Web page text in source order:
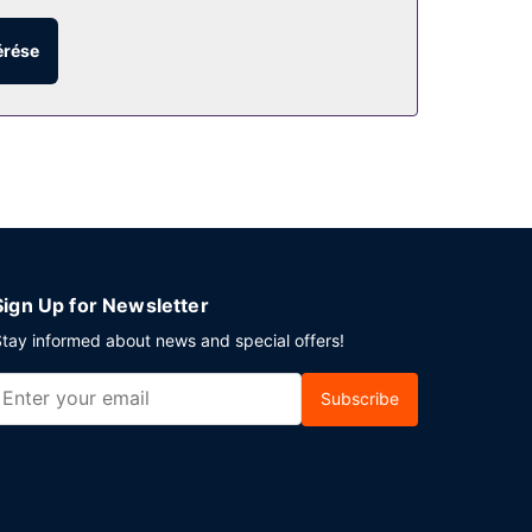
társalgó kínálatából. Svédasztalos kínálat
Up for Newsletter
informed about news and special offers!
Subscribe